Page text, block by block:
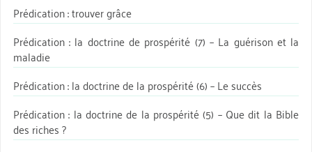
Prédication : trouver grâce
Prédication : la doctrine de prospérité (7) – La guérison et la
maladie
Prédication : la doctrine de la prospérité (6) – Le succès
Prédication : la doctrine de la prospérité (5) – Que dit la Bible
des riches ?